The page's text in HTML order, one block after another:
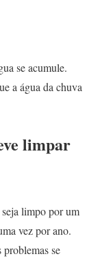
se acumule.
a água da chuva
limpar
limpo por um
vez por ano.
problemas se